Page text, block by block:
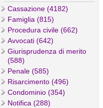
Cassazione (4182)
Famiglia (815)
Procedura civile (662)
Avvocati (642)
Giurisprudenza di merito
(588)
Penale (585)
Risarcimento (496)
Condominio (354)
Notifica (288)